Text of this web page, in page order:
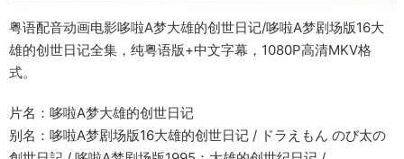
粤语配音动画电影哆啦A梦大雄的创世日记/哆啦A梦剧场版16大
雄的创世日记全集，纯粤语版+中文字幕，1080P高清MKV格
式。
片名：哆啦A梦大雄的创世日记
别名：哆啦A梦剧场版16大雄的创世日记 / ドラえもん のび太の